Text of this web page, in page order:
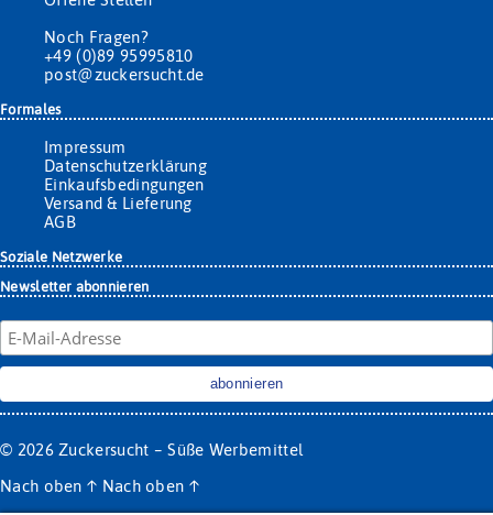
Noch Fragen?
+49 (0)89 95995810
post@zuckersucht.de
Formales
Impressum
Datenschutzerklärung
Einkaufsbedingungen
Versand & Lieferung
AGB
Soziale Netzwerke
Newsletter abonnieren
© 2026 Zuckersucht – Süße Werbemittel
Nach oben↑ Nach oben ↑